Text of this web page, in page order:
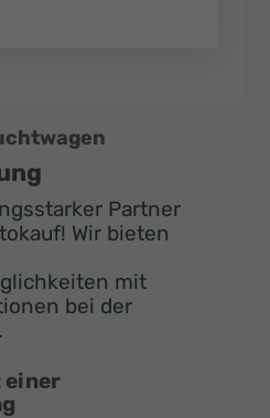
Partner
Wir bieten
mit
bei der
einer